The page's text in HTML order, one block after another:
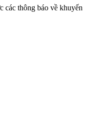
các thông báo về khuyến